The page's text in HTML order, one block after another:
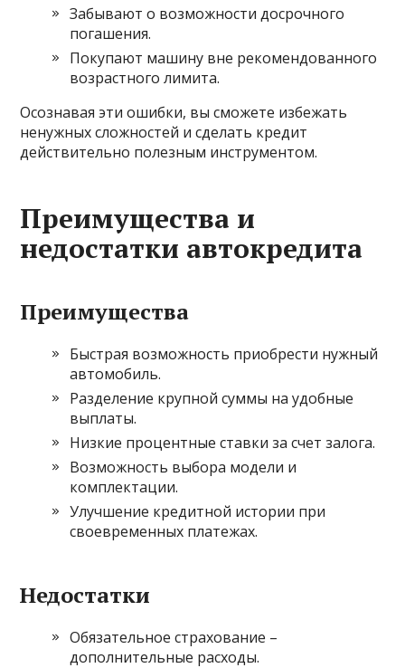
Забывают о возможности досрочного
погашения.
Покупают машину вне рекомендованного
возрастного лимита.
Осознавая эти ошибки, вы сможете избежать
ненужных сложностей и сделать кредит
действительно полезным инструментом.
Преимущества и
недостатки автокредита
Преимущества
Быстрая возможность приобрести нужный
автомобиль.
Разделение крупной суммы на удобные
выплаты.
Низкие процентные ставки за счет залога.
Возможность выбора модели и
комплектации.
Улучшение кредитной истории при
своевременных платежах.
Недостатки
Обязательное страхование –
дополнительные расходы.